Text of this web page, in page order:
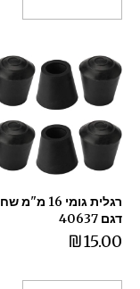
דגם 40637
₪15.00